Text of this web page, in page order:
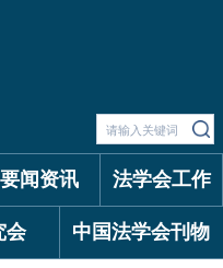
要闻资讯 法学会工作
会 中国法学会刊物